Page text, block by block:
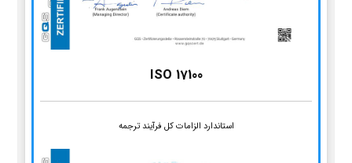
ISO 17100
استاندارد الزامات کل فرآیند ترجمه